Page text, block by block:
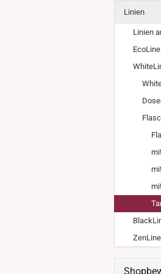
Gewinde
Gewinde
Linien
Linien
EcoLine
ZenLine